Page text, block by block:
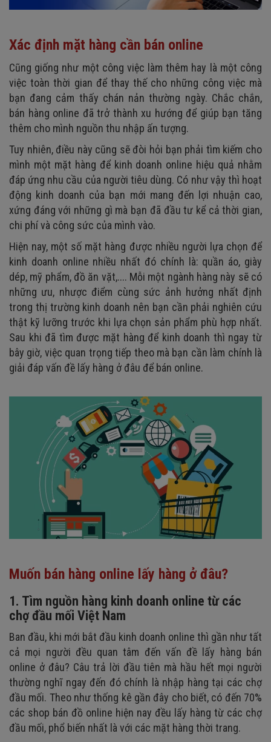
Xác định mặt hàng cần bán online
Cũng giống như một công việc làm thêm hay là một công
việc toàn thời gian để thay thế cho những công việc mà
bạn đang cảm thấy chán nản thường ngày. Chắc chắn,
bán hàng online đã trở thành xu hướng để giúp bạn tăng
thêm cho mình nguồn thu nhập ấn tượng.
Tuy nhiên, điều này cũng sẽ đòi hỏi bạn phải tìm kiếm cho
mình một mặt hàng để kinh doanh online hiệu quả nhằm
đáp ứng nhu cầu của người tiêu dùng. Có như vậy thì hoạt
động kinh doanh của bạn mới mang đến lợi nhuận cao,
xứng đáng với những gì mà bạn đã đầu tư kể cả thời gian,
chi phí và công sức của mình vào.
Hiện nay, một số mặt hàng được nhiều người lựa chọn để
kinh doanh online nhiều nhất đó chính là: quần áo, giày
dép, mỹ phẩm, đồ ăn vặt,.... Mỗi một ngành hàng này sẽ có
những ưu, nhược điểm cùng sức ảnh hưởng nhất định
trong thị trường kinh doanh nên bạn cần phải nghiên cứu
thật kỹ lưỡng trước khi lựa chọn sản phẩm phù hợp nhất.
Sau khi đã tìm được mặt hàng để kinh doanh thì ngay từ
bây giờ, việc quan trọng tiếp theo mà bạn cần làm chính là
giải đáp vấn đề lấy hàng ở đâu để bán online.
Muốn bán hàng online lấy hàng ở đâu?
1. Tìm nguồn hàng kinh doanh online từ các
chợ đầu mối Việt Nam
Ban đầu, khi mới bắt đầu kinh doanh online thì gần như tất
cả mọi người đều quan tâm đến vấn đề lấy hàng bán
online ở đâu? Câu trả lời đầu tiên mà hầu hết mọi người
thường nghĩ ngay đến đó chính là nhập hàng tại các chợ
đầu mối. Theo như thống kê gần đây cho biết, có đến 70%
các shop bán đồ online hiện nay đều lấy hàng từ các chợ
đầu mối, phổ biến nhất là với các mặt hàng thời trang.